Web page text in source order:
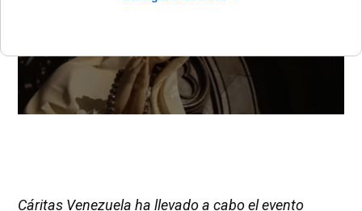
Cáritas Venezuela ha llevado a cabo el evento